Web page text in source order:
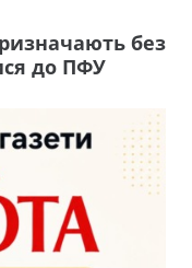
без
до ПФУ